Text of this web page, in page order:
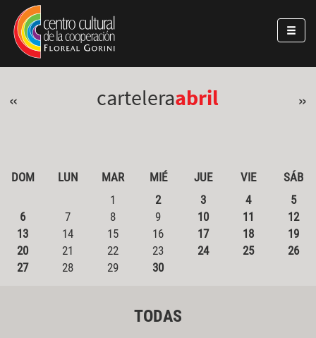
Pasar al contenido principal
Jump to main content
« carteleraabril »
DOM LUN MAR MIÉ JUE VIE
SÁB
1
2 3 4
5
6
7 8 9 10 11
12
13
14 15 16 17 18
19
20
21 22 23 24 25
26
27
28 29 30
TODAS